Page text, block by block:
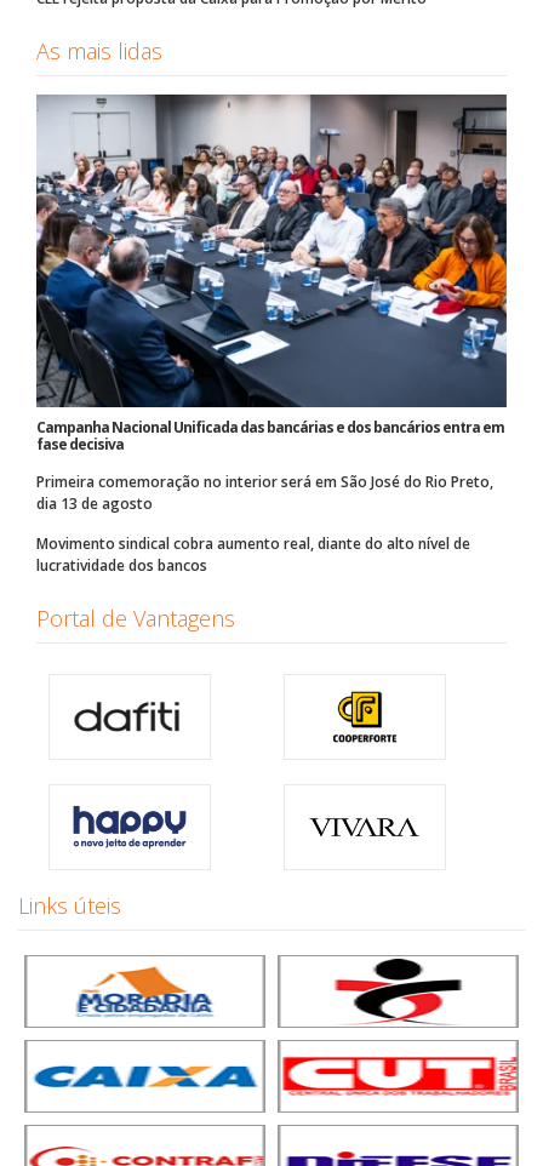
As mais lidas
Campanha Nacional Unificada das bancárias e dos bancários entra em
fase decisiva
Primeira comemoração no interior será em São José do Rio Preto,
dia 13 de agosto
Movimento sindical cobra aumento real, diante do alto nível de
lucratividade dos bancos
Portal de Vantagens
Links úteis